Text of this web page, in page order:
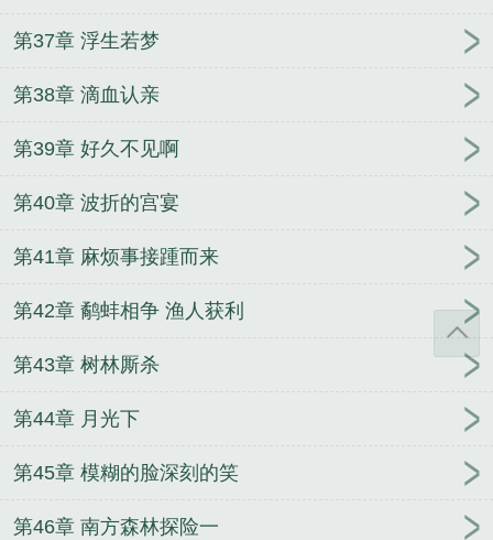
第37章 浮生若梦
第38章 滴血认亲
第39章 好久不见啊
第40章 波折的宫宴
第41章 麻烦事接踵而来
第42章 鹬蚌相争 渔人获利
第43章 树林厮杀
第44章 月光下
第45章 模糊的脸深刻的笑
第46章 南方森林探险一